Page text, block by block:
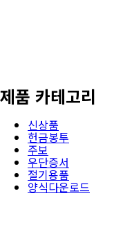
제품 카테고리
신상품
헌금봉투
주보
우단증서
절기용품
양식다운로드